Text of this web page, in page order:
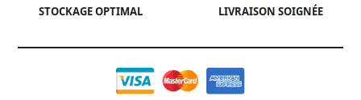
STOCKAGE OPTIMAL LIVRAISON SOIGNÉE